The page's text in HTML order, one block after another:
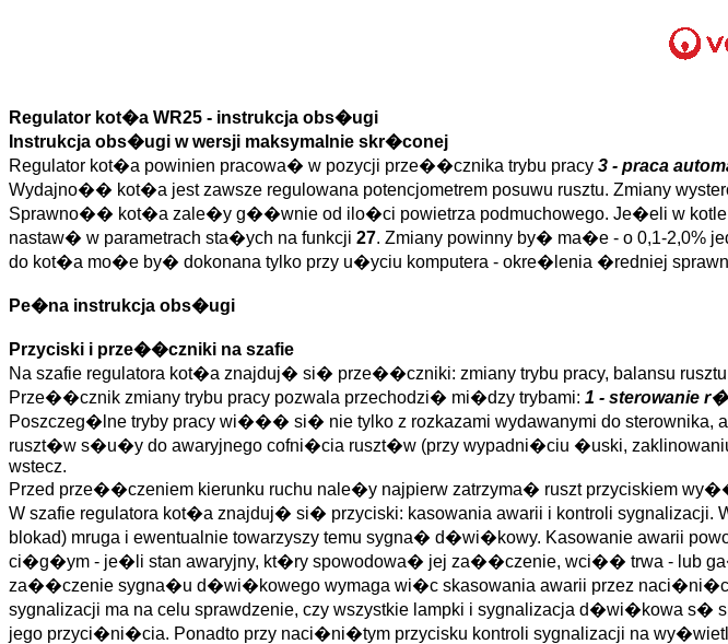
Regulator kot�a WR25 - instrukcja obs�ugi
Instrukcja obs�ugi w wersji maksymalnie skr�conej
Regulator kot�a powinien pracowa� w pozycji prze��cznika trybu pracy 3 - praca
Wydajno�� kot�a jest zawsze regulowana potencjometrem posuwu rusztu. Zmiany
Sprawno�� kot�a zale�y g��wnie od ilo�ci powietrza podmuchowego. Je�eli w
nastaw� w parametrach sta�ych na funkcji 27. Zmiany powinny by� ma�e - o 0,1-2,0%
do kot�a mo�e by� dokonana tylko przy u�yciu komputera - okre�lenia �redniej
Pe�na instrukcja obs�ugi
Przyciski i prze��czniki na szafie
Na szafie regulatora kot�a znajduj� si� prze��czniki: zmiany trybu pracy, balansu
Prze��cznik zmiany trybu pracy pozwala przechodzi� mi�dzy trybami: 1 - sterowanie
Poszczeg�lne tryby pracy wi��� si� nie tylko z rozkazami wydawanymi do
ruszt�w s�u�y do awaryjnego cofni�cia ruszt�w (przy wypadni�ciu �uski,
wstecz.
Przed prze��czeniem kierunku ruchu nale�y najpierw zatrzyma� ruszt przyciskiem
W szafie regulatora kot�a znajduj� si� przyciski: kasowania awarii i kontroli
blokad) mruga i ewentualnie towarzyszy temu sygna� d�wi�kowy. Kasowanie
ci�g�ym - je�li stan awaryjny, kt�ry spowodowa� jej za��czenie, wci�� trwa - lub
za��czenie sygna�u d�wi�kowego wymaga wi�c skasowania awarii przez
sygnalizacji ma na celu sprawdzenie, czy wszystkie lampki i sygnalizacja d�wi�kowa
jego przyci�ni�cia. Ponadto przy naci�ni�tym przycisku kontroli sygnalizacji na